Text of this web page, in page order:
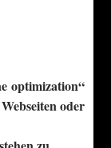
optimization“
oder